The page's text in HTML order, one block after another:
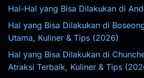
Hal-Hal yang Bisa Dilakukan di
Hal yang Bisa Dilakukan di
Utama, Kuliner & Tips (2026)
Hal yang Bisa Dilakukan di
Atraksi Terbaik, Kuliner & Tips